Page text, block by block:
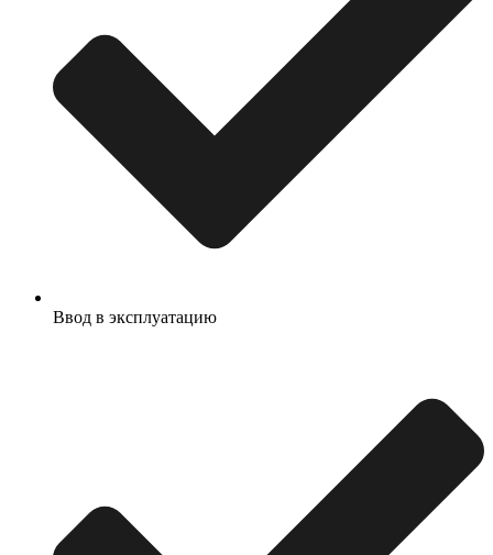
Ввод в эксплуатацию